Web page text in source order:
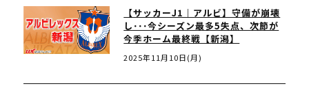
【サッカーJ1｜アルビ】守備が崩壊
し･･･今シーズン最多5失点、次節が
今季ホーム最終戦【新潟】
2025年11月10日(月)